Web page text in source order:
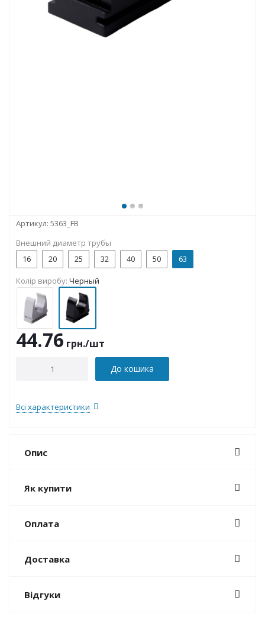
Артикул: 5363_FB
Внешний диаметр трубы
16
20 25 32 40 50 63
Колір виробу: Черный
44.76 грн./шт
До кошика
Всі характеристики
Опис
Як купити
Оплата
Доставка
Відгуки